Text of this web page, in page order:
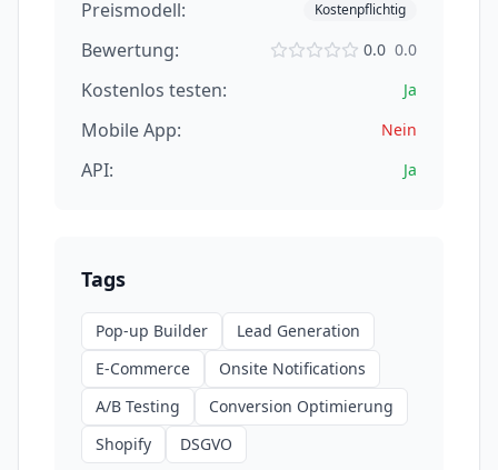
Preismodell: Kostenpflichtig
Bewertung: 0.0 0.0
Kostenlos testen: Ja
Mobile App: Nein
API: Ja
Tags
Pop-up Builder
Lead Generation
E-Commerce
Onsite Notifications
A/B Testing
Conversion Optimierung
Shopify
DSGVO